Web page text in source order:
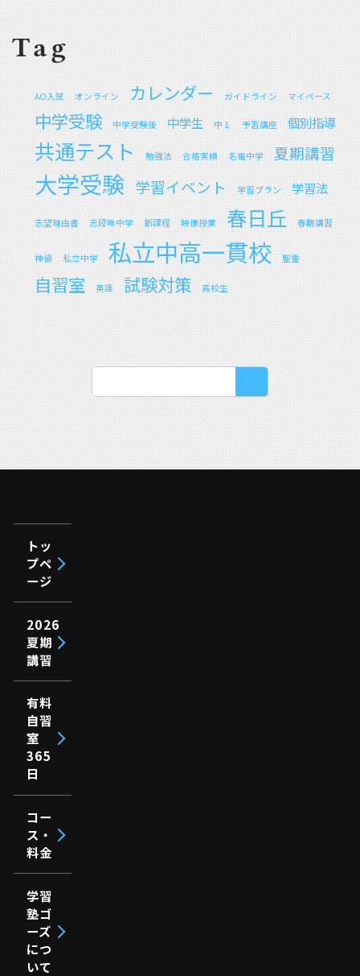
Tag
AO入試 オンライン カレンダー ガイドライン マイペース
中学受験 中学受験後 中学生 中１ 予習講座 個別指導
共通テスト 勉強法 合格実績 名電中学 夏期講習
大学受験 学習イベント 学習プラン 学習法
志望理由書 志段味中学 新課程 映像授業 春日丘 春期講習
神領 私立中学 私立中高一貫校 聖霊
自習室 英語 試験対策 高校生
トッ
プペ
ージ
2026
夏期
講習
有料
自習
室
365
日
コー
ス・
料金
学習
塾ゴ
ーズ
につ
いて